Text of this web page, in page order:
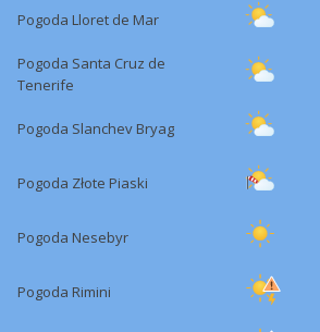
Pogoda Lloret de Mar
Pogoda Santa Cruz de
Tenerife
Pogoda Slanchev Bryag
Pogoda Złote Piaski
Pogoda Nesebyr
Pogoda Rimini